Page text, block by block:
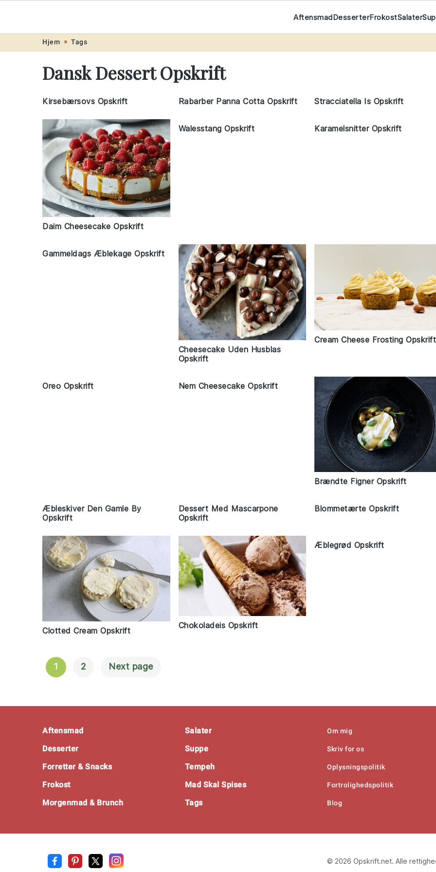
Opskrift.net AftensmadDesserterFrokostSalater
Hjem Tags
Dansk Dessert Opskrift
Kirsebærsovs Opskrift Rabarber Panna Cotta Opskrift Stracciatella Is Opskrift
Daim Cheesecake Opskrift
Walesstang Opskrift Karamelsnitter Opskrift
Gammeldags Æblekage Opskrift
Cheesecake Uden Husblas
Opskrift
Cream Cheese Frosting Opskrift
Oreo Opskrift Nem Cheesecake Opskrift
Brændte Figner Opskrift
Æbleskiver Den Gamle By
Opskrift
Dessert Med Mascarpone
Opskrift
Blommetærte Opskrift
Clotted Cream Opskrift
Chokoladeis Opskrift
Æblegrød Opskrift
Navigation
Indlæg
1 2 Next page
Aftensmad
Desserter
Forretter & Snacks
Frokost
Morgenmad & Brunch
Salater
Suppe
Tempeh
Mad Skal Spises
Tags
Om mig
Skriv for os
Oplysningspolitik
Fortrolighedspolitik
Blog
© 2026 Opskrift.net. Alle